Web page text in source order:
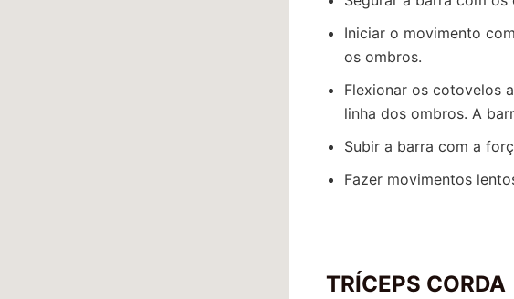
Iniciar o movimento
os ombros.
Flexionar os cotovelos
linha dos ombros. A
Subir a barra com a
Fazer movimentos
TRÍCEPS CORDA